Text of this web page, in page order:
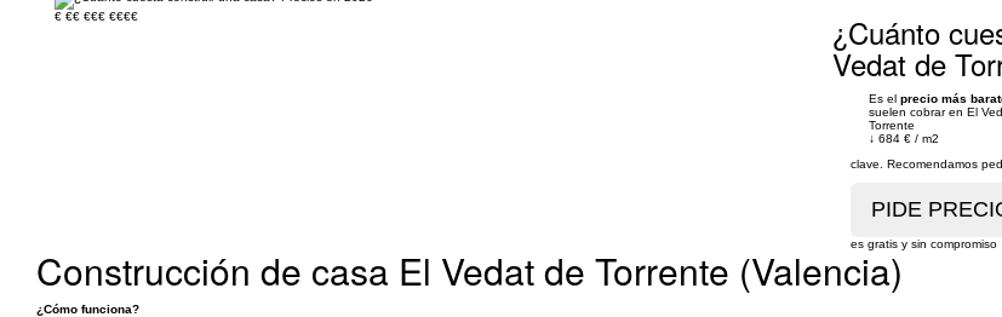
€ €€ €€€ €€€€ ¿Cuánto
Vedat de
Es el precio más
suelen cobrar en El
Torrente
↓ 684 € / m2
clave. Recomendamos
es gratis y sin compromiso
Construcción de casa El Vedat de Torrente (Valencia)
¿Cómo funciona?